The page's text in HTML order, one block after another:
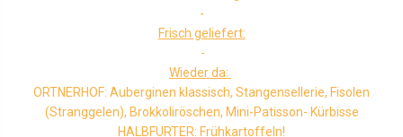
-
Frisch geliefert:
-
Wieder da:
ORTNERHOF: Auberginen klassisch, Stangensellerie, Fisolen
(Stranggelen), Brokkoliröschen, Mini-Patisson- Kürbisse
HALBFURTER: Frühkartoffeln!